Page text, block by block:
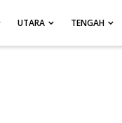
UTARA TENGAH